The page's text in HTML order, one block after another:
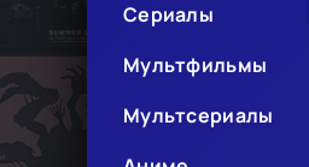
Сериалы
Мультфильмы
Мультсериалы